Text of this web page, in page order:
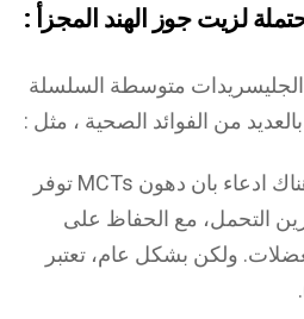
لزيت جوز الهند المجزأ :
الجليسريدات متوسطة السلسلة
هناك ادعاء بان دهون MCTs توفر
التحمل، مع الحفاظ على
ولكن بشكل عام، تعتبر